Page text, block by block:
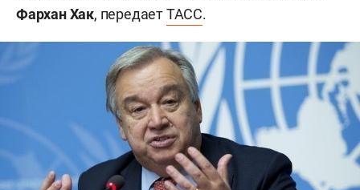
Фархан Хак, передаетТАСС.